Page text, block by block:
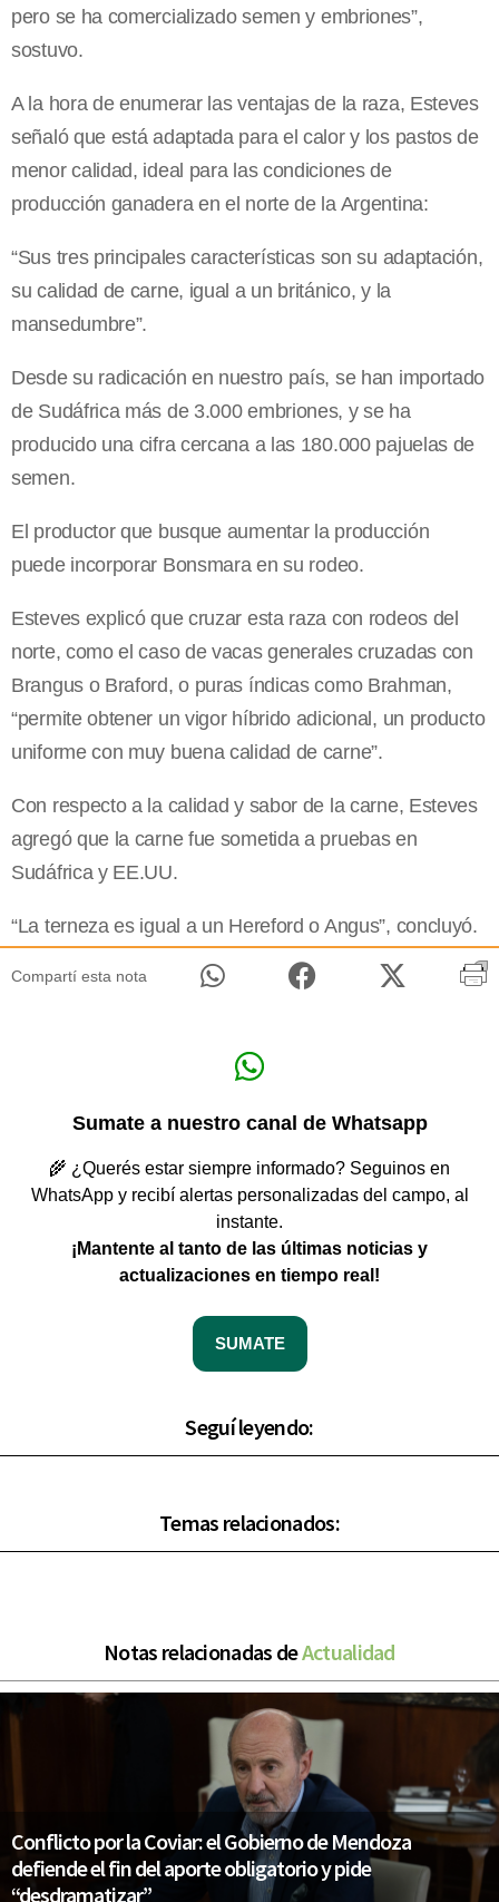
pero se ha comercializado semen y embriones”,
sostuvo.
A la hora de enumerar las ventajas de la raza, Esteves
señaló que está adaptada para el calor y los pastos de
menor calidad, ideal para las condiciones de
producción ganadera en el norte de la Argentina:
“Sus tres principales características son su adaptación,
su calidad de carne, igual a un británico, y la
mansedumbre”.
Desde su radicación en nuestro país, se han importado
de Sudáfrica más de 3.000 embriones, y se ha
producido una cifra cercana a las 180.000 pajuelas de
semen.
El productor que busque aumentar la producción
puede incorporar Bonsmara en su rodeo.
Esteves explicó que cruzar esta raza con rodeos del
norte, como el caso de vacas generales cruzadas con
Brangus o Braford, o puras índicas como Brahman,
“permite obtener un vigor híbrido adicional, un producto
uniforme con muy buena calidad de carne”.
Con respecto a la calidad y sabor de la carne, Esteves
agregó que la carne fue sometida a pruebas en
Sudáfrica y EE.UU.
“La terneza es igual a un Hereford o Angus”, concluyó.
Compartí esta nota
Sumate a nuestro canal de Whatsapp
🌾 ¿Querés estar siempre informado? Seguinos en
WhatsApp y recibí alertas personalizadas del campo, al
instante.
¡Mantente al tanto de las últimas noticias y
actualizaciones en tiempo real!
SUMATE
Seguí leyendo:
Temas relacionados:
Notas relacionadas deActualidad
Conflicto por la Coviar: el Gobierno de Mendoza
defiende el fin del aporte obligatorio y pide
“desdramatizar”